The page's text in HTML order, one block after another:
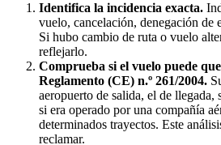
Identifica la incidencia exacta.
vuelo, cancelación, denegación de
Si hubo cambio de ruta o vuelo
reflejarlo.
Comprueba si el vuelo puede
Reglamento (CE) n.º 261/2004.
aeropuerto de salida, el de
si era operado por una compañía
determinados trayectos. Este
reclamar.